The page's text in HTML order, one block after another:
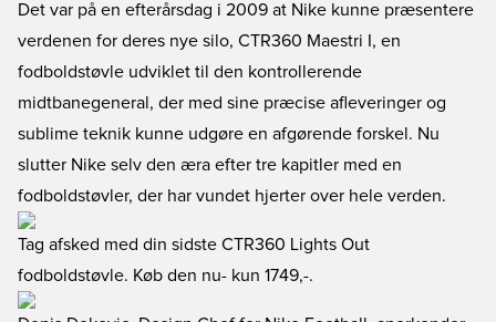
Det var på en efterårsdag i 2009 at Nike kunne præsentere
verdenen for deres nye silo, CTR360 Maestri I, en
fodboldstøvle udviklet til den kontrollerende
midtbanegeneral, der med sine præcise afleveringer og
sublime teknik kunne udgøre en afgørende forskel. Nu
slutter Nike selv den æra efter tre kapitler med en
fodboldstøvler, der har vundet hjerter over hele verden.
Tag afsked med din sidste CTR360 Lights Out
fodboldstøvle. Køb den nu- kun 1749,-.